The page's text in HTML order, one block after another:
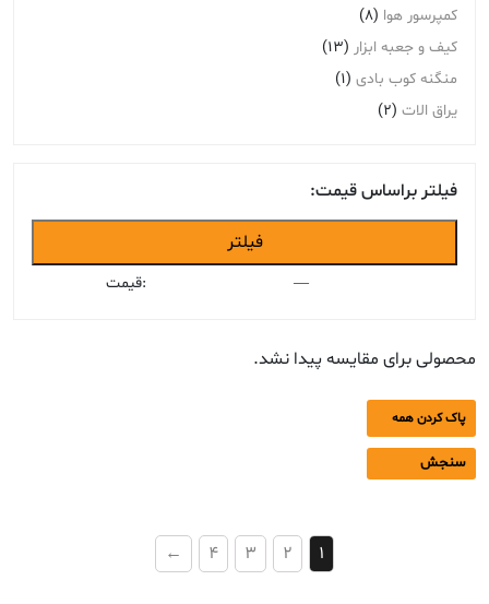
کمپرسور هوا (8)
کیف و جعبه ابزار (13)
منگنه کوب بادی (1)
یراق الات (2)
فیلتر براساس قیمت:
فیلتر
قیمت: —
محصولی برای مقایسه پیدا نشد.
پاک کردن همه
سنجش
1
2
3
4
←